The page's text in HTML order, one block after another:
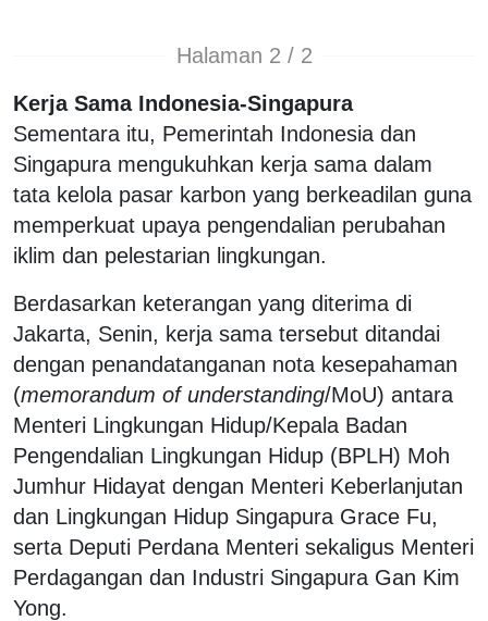
Halaman 2 / 2
Kerja Sama Indonesia-Singapura
Sementara itu, Pemerintah Indonesia dan
Singapura mengukuhkan kerja sama dalam
tata kelola pasar karbon yang berkeadilan guna
memperkuat upaya pengendalian perubahan
iklim dan pelestarian lingkungan.
Berdasarkan keterangan yang diterima di
Jakarta, Senin, kerja sama tersebut ditandai
dengan penandatanganan nota kesepahaman
(memorandum of understanding/MoU) antara
Menteri Lingkungan Hidup/Kepala Badan
Pengendalian Lingkungan Hidup (BPLH) Moh
Jumhur Hidayat dengan Menteri Keberlanjutan
dan Lingkungan Hidup Singapura Grace Fu,
serta Deputi Perdana Menteri sekaligus Menteri
Perdagangan dan Industri Singapura Gan Kim
Yong.